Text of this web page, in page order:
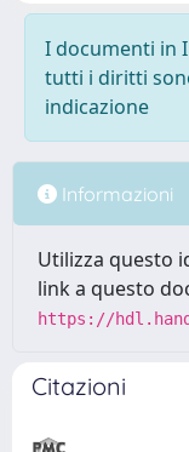
I documenti in
tutti i diritti
indicazione
Informazioni
Utilizza questo
link a questo
https://
Citazioni